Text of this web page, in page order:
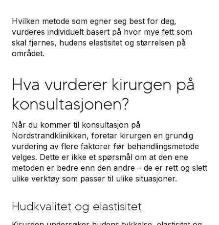
Hvilken metode som egner seg best for deg,
vurderes individuelt basert på hvor mye fett som
skal fjernes, hudens elastisitet og størrelsen på
området.
Hva vurderer kirurgen på
konsultasjonen?
Når du kommer til konsultasjon på
Nordstrandklinikken, foretar kirurgen en grundig
vurdering av flere faktorer før behandlingsmetode
velges. Dette er ikke et spørsmål om at den ene
metoden er bedre enn den andre – de er rett og slett
ulike verktøy som passer til ulike situasjoner.
Hudkvalitet og elastisitet